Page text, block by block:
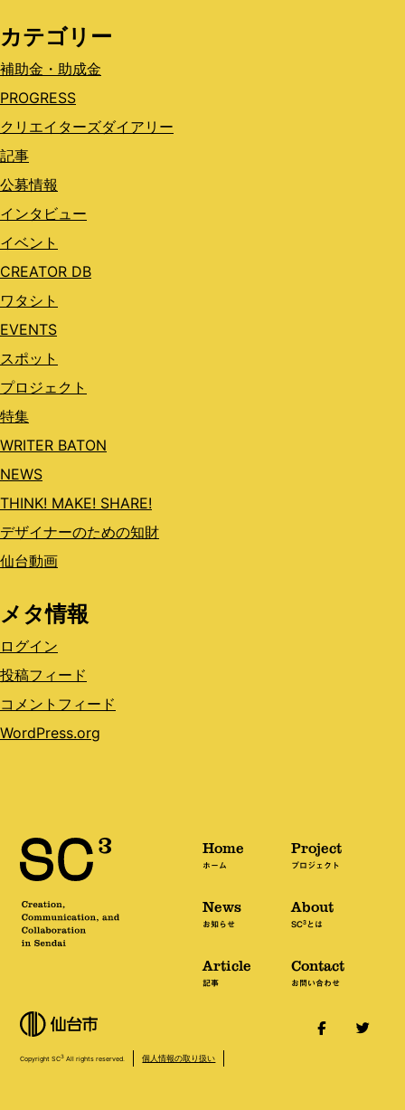
カテゴリー
補助金・助成金
PROGRESS
クリエイターズダイアリー
記事
公募情報
インタビュー
イベント
CREATOR DB
ワタシト
EVENTS
スポット
プロジェクト
特集
WRITER BATON
NEWS
THINK! MAKE! SHARE!
デザイナーのための知財
仙台動画
メタ情報
ログイン
投稿フィード
コメントフィード
WordPress.org
Home
ホーム
News
お知らせ
Article
記事
Project
プロジェクト
About
SC3とは
Contact
お問い合わせ
Copyright SC3 All rights reserved. 個人情報の取り扱い